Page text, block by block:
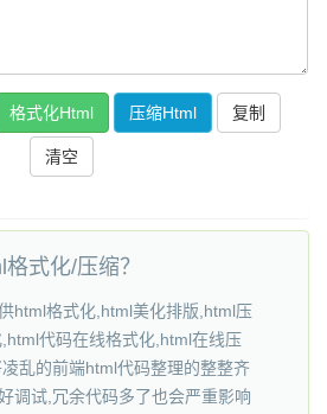
复制
式化/压缩？
html格式化,html美化排版,html压
代码在线格式化,html在线压
乱的前端html代码整理的整整齐
调试,冗余代码多了也会严重影响